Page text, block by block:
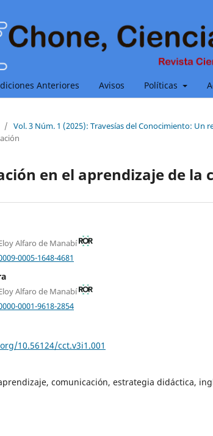
Anteriores Avisos Políticas
/ Vol. 3 Núm. 1 (2025): Travesías del Conocimiento: Un
en el aprendizaje de la
Alfaro de Manabí
0005-1648-4681
Alfaro de Manabí
0001-9618-2854
10.56124/cct.v3i1.001
comunicación, estrategia didáctica,